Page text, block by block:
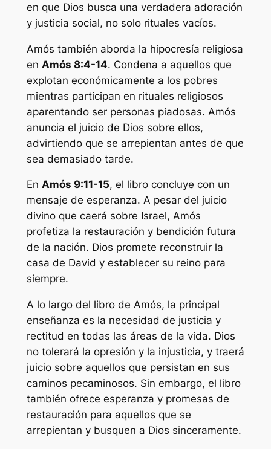
en que Dios busca una verdadera adoración
y justicia social, no solo rituales vacíos.
Amós también aborda la hipocresía religiosa
en Amós 8:4-14. Condena a aquellos que
explotan económicamente a los pobres
mientras participan en rituales religiosos
aparentando ser personas piadosas. Amós
anuncia el juicio de Dios sobre ellos,
advirtiendo que se arrepientan antes de que
sea demasiado tarde.
En Amós 9:11-15, el libro concluye con un
mensaje de esperanza. A pesar del juicio
divino que caerá sobre Israel, Amós
profetiza la restauración y bendición futura
de la nación. Dios promete reconstruir la
casa de David y establecer su reino para
siempre.
A lo largo del libro de Amós, la principal
enseñanza es la necesidad de justicia y
rectitud en todas las áreas de la vida. Dios
no tolerará la opresión y la injusticia, y traerá
juicio sobre aquellos que persistan en sus
caminos pecaminosos. Sin embargo, el libro
también ofrece esperanza y promesas de
restauración para aquellos que se
arrepientan y busquen a Dios sinceramente.